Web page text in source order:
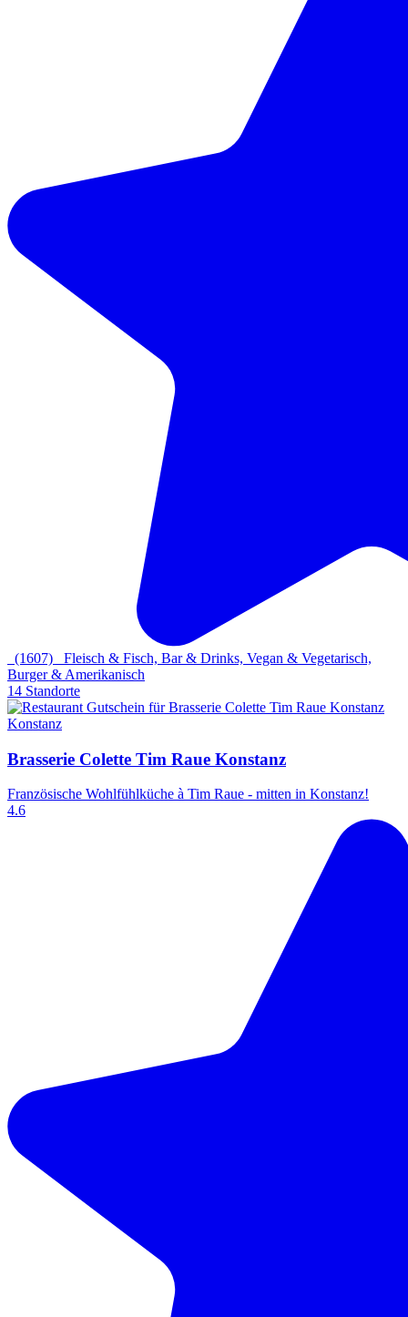
(1607) Fleisch & Fisch, Bar & Drinks, Vegan & Vegetarisch,
Burger & Amerikanisch
14 Standorte
Konstanz
Brasserie Colette Tim Raue Konstanz
Französische Wohlfühlküche à Tim Raue - mitten in Konstanz!
4.6